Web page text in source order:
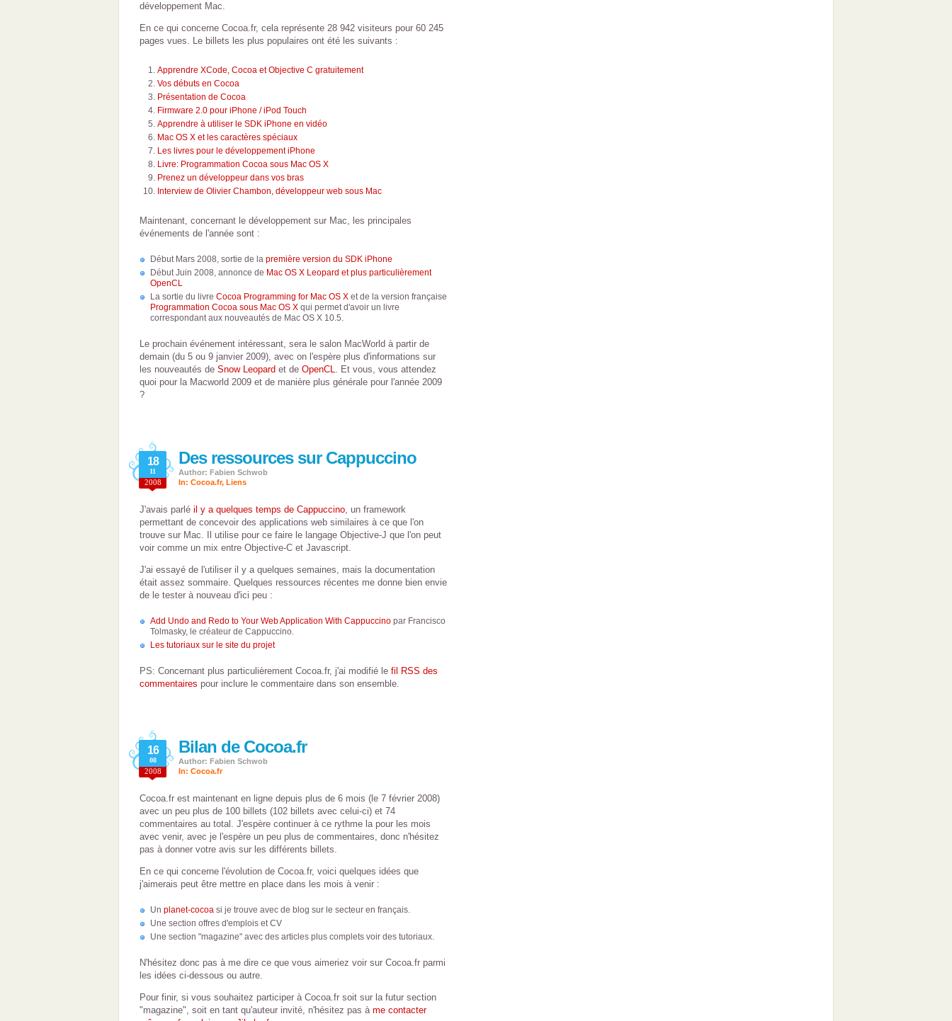
développement Mac.
En ce qui concerne Cocoa.fr, cela représente 28 942 visiteurs pour 60 245
pages vues. Le billets les plus populaires ont été les suivants :
Apprendre XCode, Cocoa et Objective C gratuitement
Vos débuts en Cocoa
Présentation de Cocoa
Firmware 2.0 pour iPhone / iPod Touch
Apprendre à utiliser le SDK iPhone en vidéo
Mac OS X et les caractères spéciaux
Les livres pour le développement iPhone
Livre: Programmation Cocoa sous Mac OS X
Prenez un développeur dans vos bras
Interview de Olivier Chambon, développeur web sous Mac
Maintenant, concernant le développement sur Mac, les principales
événements de l'année sont :
Début Mars 2008, sortie de la première version du SDK iPhone
Début Juin 2008, annonce de Mac OS X Leopard et plus particulièrement
OpenCL
La sortie du livre Cocoa Programming for Mac OS X et de la version française
Programmation Cocoa sous Mac OS X qui permet d'avoir un livre
correspondant aux nouveautés de Mac OS X 10.5.
Le prochain événement intéressant, sera le salon MacWorld à partir de
demain (du 5 ou 9 janvier 2009), avec on l'espère plus d'informations sur
les nouveautés de Snow Leopard et de OpenCL. Et vous, vous attendez
quoi pour la Macworld 2009 et de manière plus générale pour l'année 2009
?
Des ressources sur Cappuccino
18
11
2008
Author: Fabien Schwob
In: Cocoa.fr, Liens
J'avais parlé il y a quelques temps de Cappuccino, un framework
permettant de concevoir des applications web similaires à ce que l'on
trouve sur Mac. Il utilise pour ce faire le langage Objective-J que l'on peut
voir comme un mix entre Objective-C et Javascript.
J'ai essayé de l'utiliser il y a quelques semaines, mais la documentation
était assez sommaire. Quelques ressources récentes me donne bien envie
de le tester à nouveau d'ici peu :
Add Undo and Redo to Your Web Application With Cappuccino par Francisco
Tolmasky, le créateur de Cappuccino.
Les tutoriaux sur le site du projet
PS: Concernant plus particulièrement Cocoa.fr, j'ai modifié le fil RSS des
commentaires pour inclure le commentaire dans son ensemble.
Bilan de Cocoa.fr
16
08
2008
Author: Fabien Schwob
In: Cocoa.fr
Cocoa.fr est maintenant en ligne depuis plus de 6 mois (le 7 février 2008)
avec un peu plus de 100 billets (102 billets avec celui-ci) et 74
commentaires au total. J'espère continuer à ce rythme la pour les mois
avec venir, avec je l'espère un peu plus de commentaires, donc n'hésitez
pas à donner votre avis sur les différents billets.
En ce qui concerne l'évolution de Cocoa.fr, voici quelques idées que
j'aimerais peut être mettre en place dans les mois à venir :
Un planet-cocoa si je trouve avec de blog sur le secteur en français.
Une section offres d'emplois et CV
Une section "magazine" avec des articles plus complets voir des tutoriaux.
N'hésitez donc pas à me dire ce que vous aimeriez voir sur Cocoa.fr parmi
les idées ci-dessous ou autre.
Pour finir, si vous souhaitez participer à Cocoa.fr soit sur la futur section
"magazine", soit en tant qu'auteur invité, n'hésitez pas à me contacter